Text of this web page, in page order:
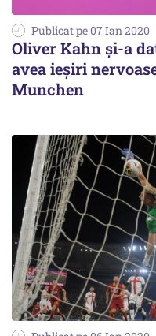
Publicat pe 07 Ian 2020
Oliver Kahn și-a
avea ieșiri
Munchen